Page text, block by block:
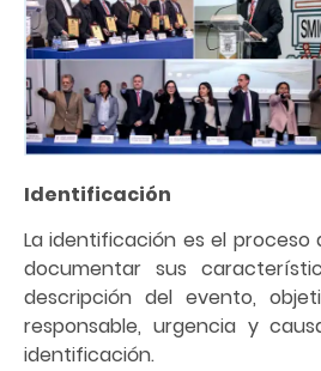
Identificación
La identificación es el
documentar sus
descripción del evento,
responsable, urgencia y
identificación.